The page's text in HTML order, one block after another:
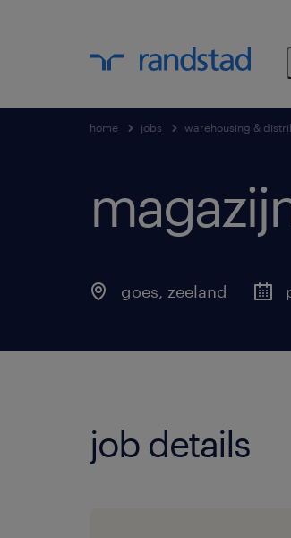
home jobs warehousing &
goes, zeeland
job details